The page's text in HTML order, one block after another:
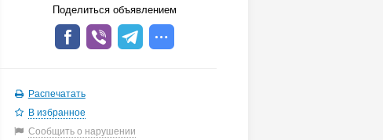
Поделиться объявлением
Распечатать
В избранное
Сообщить о нарушении